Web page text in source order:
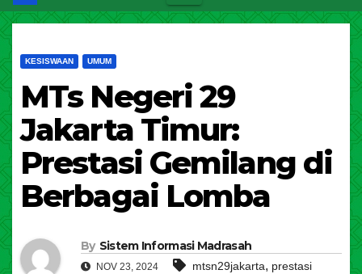
KESISWAAN UMUM
MTs Negeri 29
Jakarta Timur:
Prestasi Gemilang di
Berbagai Lomba
By Sistem Informasi Madrasah
NOV 23, 2024 mtsn29jakarta, prestasi